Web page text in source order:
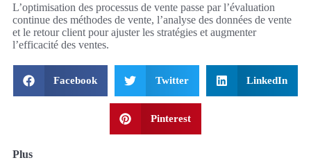
L’optimisation des processus de vente passe par l’évaluation
continue des méthodes de vente, l’analyse des données de vente
et le retour client pour ajuster les stratégies et augmenter
l’efficacité des ventes.
Facebook Twitter LinkedIn
Pinterest
Plus